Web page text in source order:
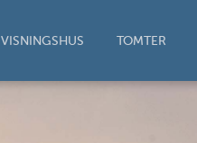
VISNINGSHUS TOMTER